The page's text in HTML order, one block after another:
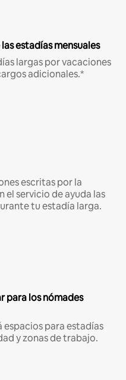
estadías mensuales
largas por vacaciones
adicionales.*
escritas por la
el servicio de ayuda las
tu estadía larga.
para los nómades
para estadías
y zonas de trabajo.